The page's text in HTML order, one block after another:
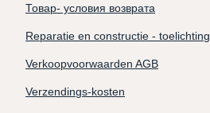
Товар- условия возврата
Reparatie en constructie - toelichting
Verkoopvoorwaarden AGB
Verzendings-kosten